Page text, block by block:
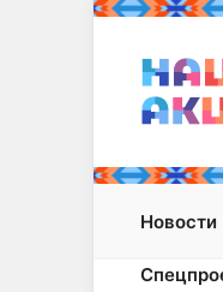
Новости